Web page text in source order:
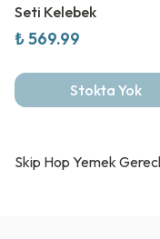
Seti Kelebek
₺ 569.99
Stokta Yok
Skip Hop Yemek